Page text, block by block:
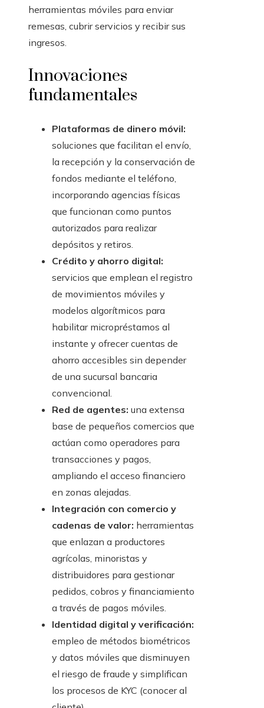
herramientas móviles para enviar
remesas, cubrir servicios y recibir sus
ingresos.
Innovaciones
fundamentales
Plataformas de dinero móvil:
soluciones que facilitan el envío,
la recepción y la conservación de
fondos mediante el teléfono,
incorporando agencias físicas
que funcionan como puntos
autorizados para realizar
depósitos y retiros.
Crédito y ahorro digital:
servicios que emplean el registro
de movimientos móviles y
modelos algorítmicos para
habilitar micropréstamos al
instante y ofrecer cuentas de
ahorro accesibles sin depender
de una sucursal bancaria
convencional.
Red de agentes: una extensa
base de pequeños comercios que
actúan como operadores para
transacciones y pagos,
ampliando el acceso financiero
en zonas alejadas.
Integración con comercio y
cadenas de valor: herramientas
que enlazan a productores
agrícolas, minoristas y
distribuidores para gestionar
pedidos, cobros y financiamiento
a través de pagos móviles.
Identidad digital y verificación:
empleo de métodos biométricos
y datos móviles que disminuyen
el riesgo de fraude y simplifican
los procesos de KYC (conocer al